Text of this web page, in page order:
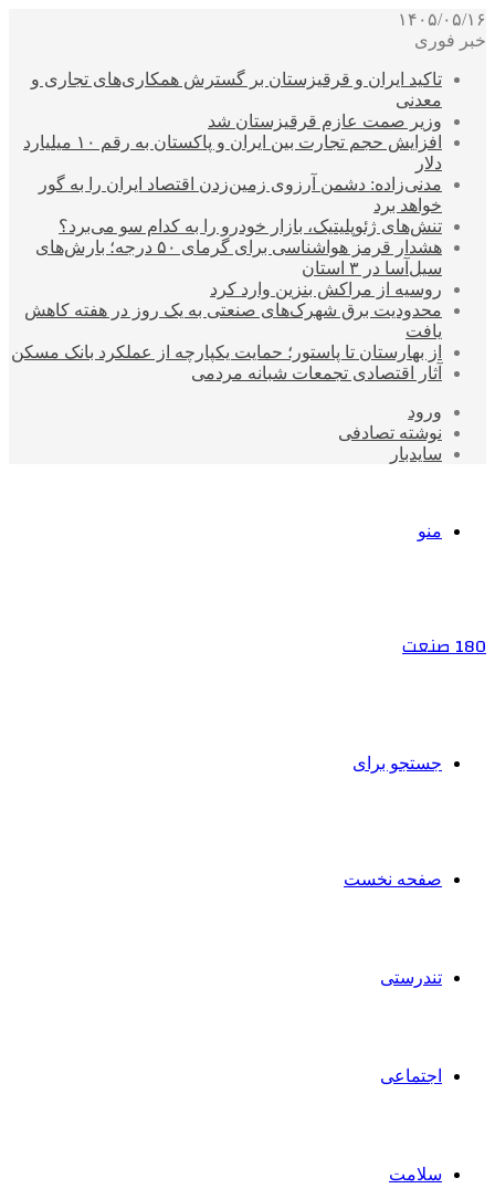
۱۴۰۵/۰۵/۱۶
خبر فوری
تاکید ایران و قرقیزستان بر گسترش همکاری‌های تجاری و
معدنی
وزیر صمت عازم قرقیزستان شد
افزایش حجم تجارت بین ایران و پاکستان به رقم ۱۰ میلیارد
دلار
مدنی‌زاده: دشمن آرزوی زمین‌زدن اقتصاد ایران را به گور
خواهد برد
تنش‌های ژئوپلیتیک، بازار خودرو را به کدام سو می‌برد؟
هشدار قرمز هواشناسی برای گرمای ۵۰ درجه؛ بارش‌های
سیل‌آسا در ۳ استان
روسیه از مراکش بنزین وارد کرد
محدودیت برق شهرک‌های صنعتی به یک روز در هفته کاهش
یافت
از بهارستان تا پاستور؛ حمایت یکپارچه از عملکرد بانک مسکن
آثار اقتصادی تجمعات شبانه مردمی
ورود
نوشته تصادفی
سایدبار
منو
180 صنعت
جستجو برای
صفحه نخست
تندرستی
اجتماعی
سلامت